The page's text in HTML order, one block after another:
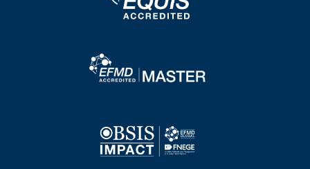
Image
Image